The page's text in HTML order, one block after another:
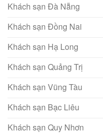
Khách sạn Đà Nẵng
Khách sạn Đồng Nai
Khách sạn Hạ Long
Khách sạn Quảng Trị
Khách sạn Vũng Tàu
Khách sạn Bạc Liêu
Khách sạn Quy Nhơn